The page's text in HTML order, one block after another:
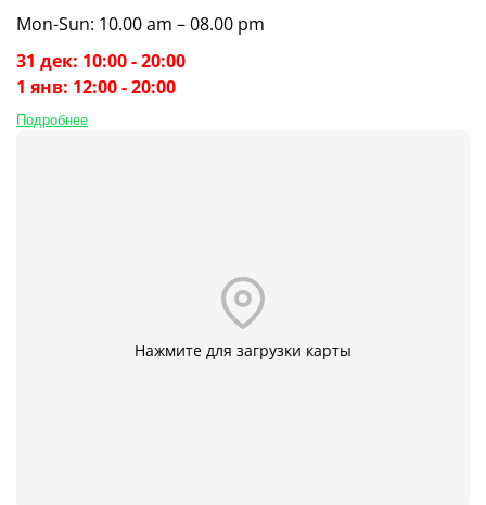
Mon-Sun: 10.00 am – 08.00 pm
31 дек: 10:00 - 20:00
1 янв: 12:00 - 20:00
Подробнее
Нажмите для загрузки карты